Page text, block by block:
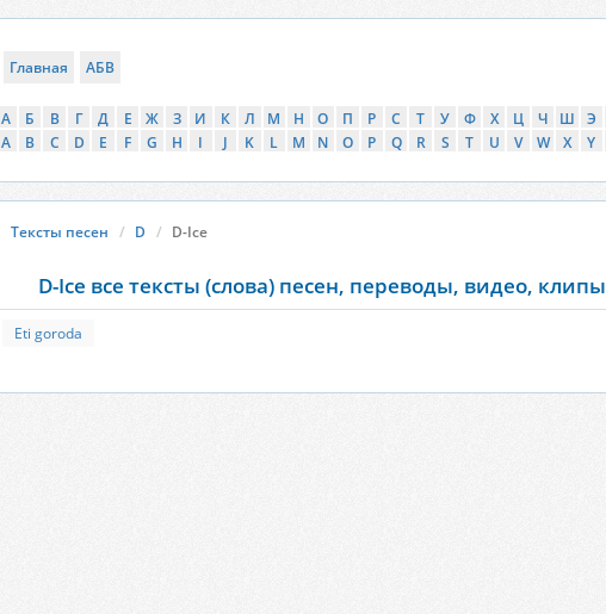
Главная АБВ
А Б В Г Д Е Ж З И К Л М Н О П Р С Т У Ф Х Ц Ч Ш Э
A
B C D E F G H I J K L M N O P Q R S T U V W X Y
Тексты песен D D-Ice
D-Ice все тексты (слова) песен, переводы, видео, клипы
Eti goroda